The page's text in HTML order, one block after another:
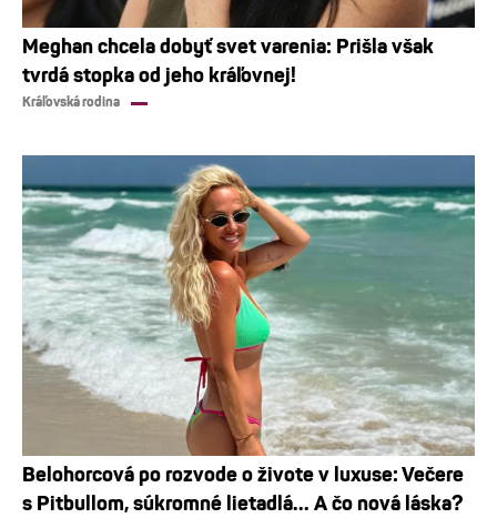
Meghan chcela dobyť svet varenia: Prišla však
tvrdá stopka od jeho kráľovnej!
Kráľovská rodina
Belohorcová po rozvode o živote v luxuse: Večere
s Pitbullom, súkromné lietadlá... A čo nová láska?